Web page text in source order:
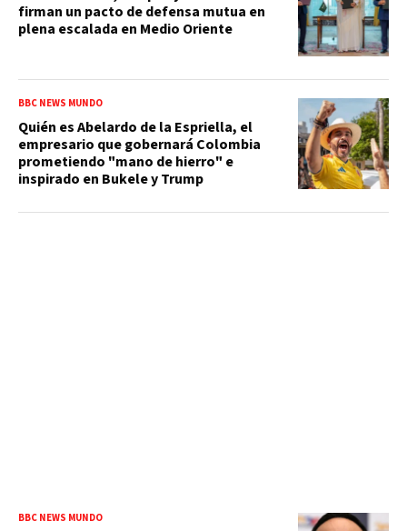
firman un pacto de defensa mutua en
plena escalada en Medio Oriente
BBC NEWS MUNDO
Quién es Abelardo de la Espriella, el
empresario que gobernará Colombia
prometiendo "mano de hierro" e
inspirado en Bukele y Trump
BBC NEWS MUNDO